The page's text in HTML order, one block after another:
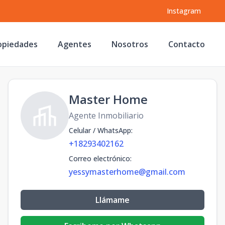
Instagram
Agentes Nosotros Contacto
Master Home
Agente Inmobiliario
Celular / WhatsApp:
+18293402162
Correo electrónico:
yessymasterhome@gmail.com
Llámame